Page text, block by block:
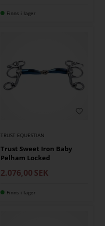
Finns i lager
TRUST EQUESTIAN
Trust Sweet Iron Baby
Pelham Locked
2.076,00 SEK
Finns i lager